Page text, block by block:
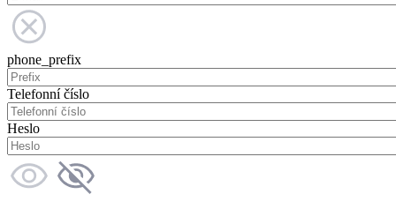
phone_prefix
Telefonní číslo
Heslo